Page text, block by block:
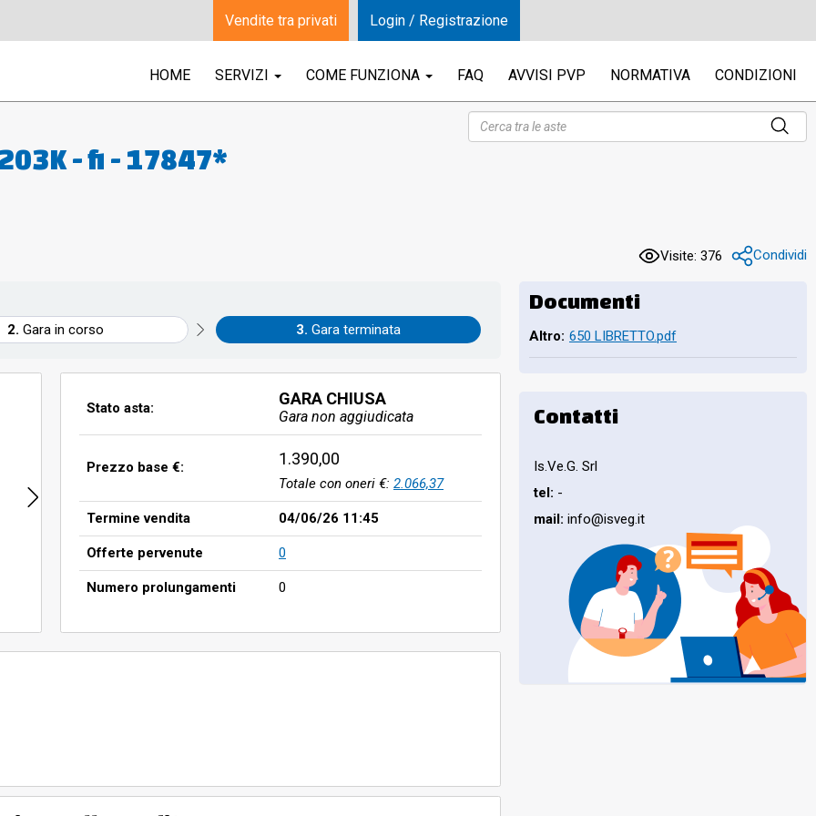
HOME SERVIZI COME FUNZIONA FAQ AVVISI PVP NORMATIVA CONDIZIONI
- fi - 17847*
Visite: 376 Condividi
Gara in corso Gara terminata
Stato asta: GARA CHIUSA
Gara non aggiudicata
Prezzo base €: 1.390,00
Totale con oneri €: 2.066,37
Termine vendita 04/06/26 11:45
Offerte pervenute 0
Numero prolungamenti 0
2005 Cilindrata: 2148 - KW: 110 - KM: 315928
Pignoramento
posta elettronicaesecuzioni.mobiliari@isveg.itil giorno 08.07.2026 dalle 9.00
Documenti
Altro: 650 LIBRETTO.pdf
Contatti
Is.Ve.G. Srl
tel: -
mail: info@isveg.it
Vendite tra privati Login / Registrazione